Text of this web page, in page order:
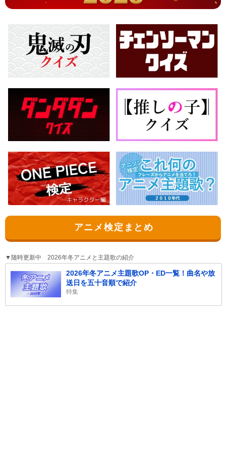
アニメ検定まとめ
▼随時更新中 2026年冬アニメと主題歌の紹介
2026年冬アニメ主題歌OP・ED一覧！曲名や放
送日を五十音順で紹介
特集